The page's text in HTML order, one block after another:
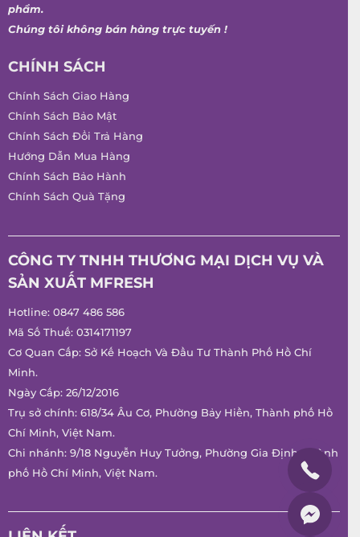
phẩm.
Chúng tôi không bán hàng trực tuyến !
CHÍNH SÁCH
Chính Sách Giao Hàng
Chính Sách Bảo Mật
Chính Sách Đổi Trả Hàng
Hướng Dẫn Mua Hàng
Chính Sách Bảo Hành
Chính Sách Quà Tặng
CÔNG TY TNHH THƯƠNG MẠI DỊCH VỤ VÀ
SẢN XUẤT MFRESH
Hotline: 0847 486 586
Mã Số Thuế: 0314171197
Cơ Quan Cấp: Sở Kế Hoạch Và Đầu Tư Thành Phố Hồ Chí
Minh.
Ngày Cấp: 26/12/2016
Trụ sở chính: 618/34 Âu Cơ, Phường Bảy Hiền, Thành phố Hồ
Chí Minh, Việt Nam.
Chi nhánh: 9/18 Nguyễn Huy Tưởng, Phường Gia Định, Thành
phố Hồ Chí Minh, Việt Nam.